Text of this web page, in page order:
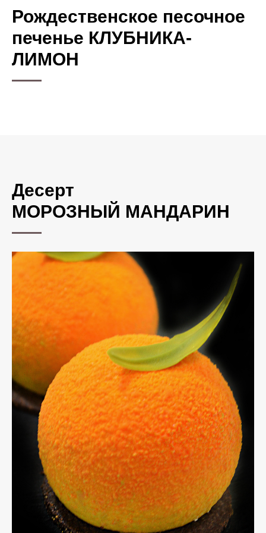
Рождественское песочное
печенье КЛУБНИКА-
ЛИМОН
Десерт
МОРОЗНЫЙ МАНДАРИН